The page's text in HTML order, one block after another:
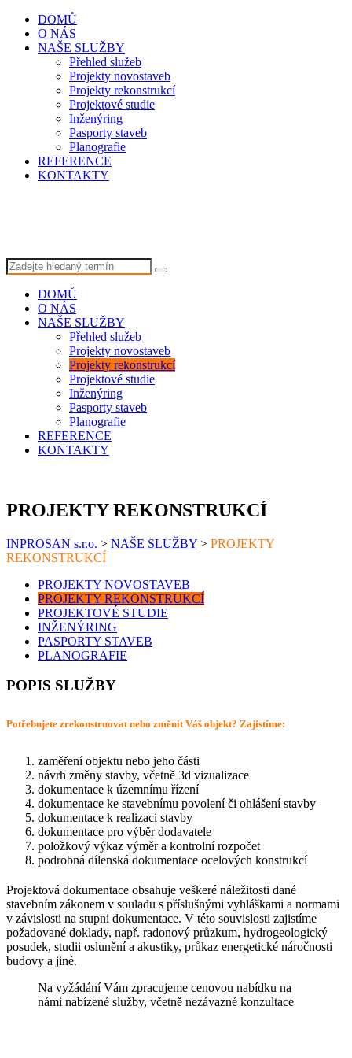
DOMŮ
O NÁS
NAŠE SLUŽBY
Přehled služeb
Projekty novostaveb
Projekty rekonstrukcí
Projektové studie
Inženýring
Pasporty staveb
Planografie
REFERENCE
KONTAKTY
DOMŮ
O NÁS
NAŠE SLUŽBY
Přehled služeb
Projekty novostaveb
Projekty rekonstrukcí
Projektové studie
Inženýring
Pasporty staveb
Planografie
REFERENCE
KONTAKTY
PROJEKTY REKONSTRUKCÍ
INPROSAN s.r.o. > NAŠE SLUŽBY > PROJEKTY
REKONSTRUKCÍ
PROJEKTY NOVOSTAVEB
PROJEKTY REKONSTRUKCÍ
PROJEKTOVÉ STUDIE
INŽENÝRING
PASPORTY STAVEB
PLANOGRAFIE
POPIS SLUŽBY
Potřebujete zrekonstruovat nebo změnit Váš objekt? Zajistíme:
zaměření objektu nebo jeho části
návrh změny stavby, včetně 3d vizualizace
dokumentace k územnímu řízení
dokumentace ke stavebnímu povolení či ohlášení stavby
dokumentace k realizaci stavby
dokumentace pro výběr dodavatele
položkový výkaz výměr a kontrolní rozpočet
podrobná dílenská dokumentace ocelových konstrukcí
Projektová dokumentace obsahuje veškeré náležitosti dané
stavebním zákonem v souladu s příslušnými vyhláškami a normami
v závislosti na stupni dokumentace. V této souvislosti zajistíme
požadované doklady, např. radonový průzkum, hydrogeologický
posudek, studii oslunění a akustiky, průkaz energetické náročnosti
budovy a jiné.
Na vyžádání Vám zpracujeme cenovou nabídku na
námi nabízené služby, včetně nezávazné konzultace